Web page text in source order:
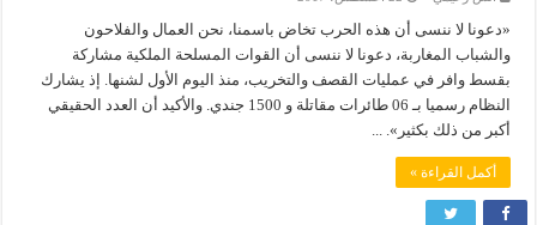
«دعونا لا ننسى أن هذه الحرب تخاض باسمنا، نحن العمال والفلاحون
والشباب المغاربة، دعونا لا ننسى أن القوات المسلحة الملكية مشاركة
بقسط وافر في عمليات القصف والتخريب، منذ اليوم الأول لشنها. إذ يشارك
النظام رسميا بـ 06 طائرات مقاتلة و 1500 جندي. والأكيد أن العدد الحقيقي
أكبر من ذلك بكثير». ...
أكمل القراءة »